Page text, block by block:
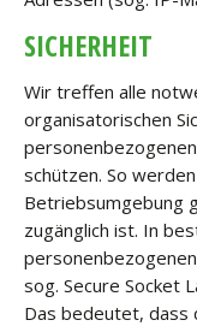
SICHERHEIT
Wir treffen alle
organisatorischen
schützen. So
Betriebsumgebung
zugänglich ist. In
sog. Secure Socket
Das bedeutet, dass